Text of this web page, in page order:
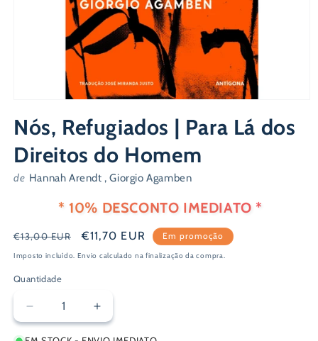
multimédia
1
em
modal
Nós, Refugiados | Para Lá dos
Direitos do Homem
de Hannah Arendt , Giorgio Agamben
* 10% DESCONTO IMEDIATO *
Preço
normal
€13,00 EUR
Preço
de
€11,70 EUR Em promoção
Imposto incluído. Envio calculado na finalização da compra.
Quantidade
Diminuir
a
Aumentar
a